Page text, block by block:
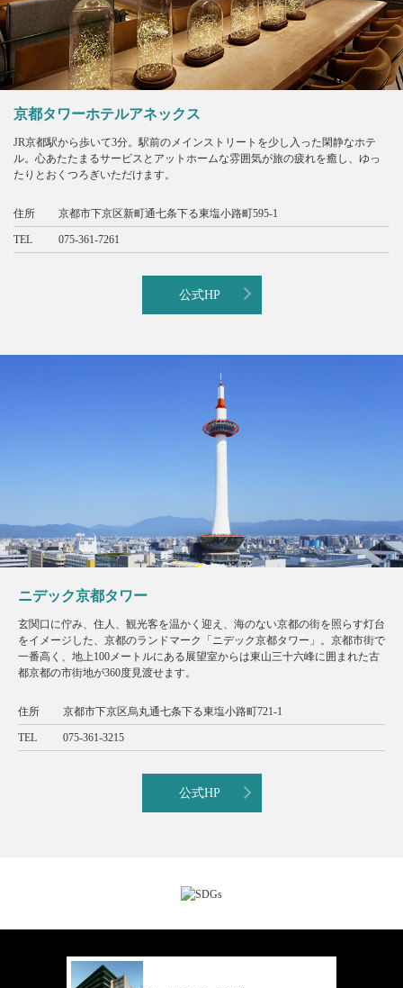
京都タワーホテルアネックス
JR京都駅から歩いて3分。駅前のメインストリートを少し入った閑静なホテ
ル。心あたたまるサービスとアットホームな雰囲気が旅の疲れを癒し、ゆっ
たりとおくつろぎいただけます。
住所 京都市下京区新町通七条下る東塩小路町595-1
TEL 075-361-7261
公式HP
ニデック京都タワー
玄関口に佇み、住人、観光客を温かく迎え、海のない京都の街を照らす灯台
をイメージした、京都のランドマーク「ニデック京都タワー」。京都市街で
一番高く、地上100メートルにある展望室からは東山三十六峰に囲まれた古
都京都の市街地が360度見渡せます。
住所 京都市下京区烏丸通七条下る東塩小路町721-1
TEL 075-361-3215
公式HP